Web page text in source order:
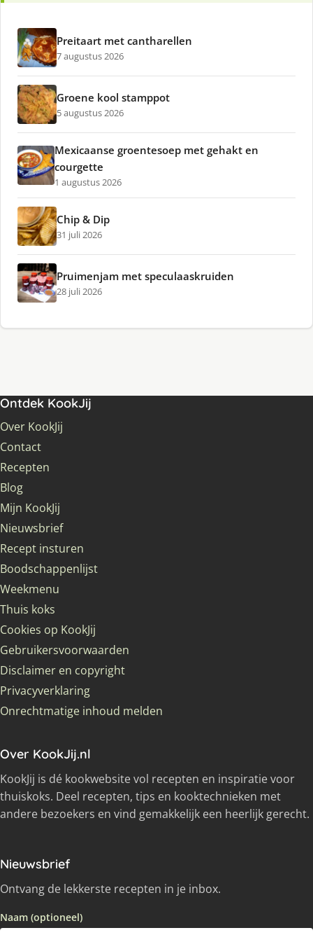
Preitaart met cantharellen
7 augustus 2026
Groene kool stamppot
5 augustus 2026
Mexicaanse groentesoep met gehakt en
courgette
1 augustus 2026
Chip & Dip
31 juli 2026
Pruimenjam met speculaaskruiden
28 juli 2026
Ontdek KookJij
Over KookJij
Contact
Recepten
Blog
Mijn KookJij
Nieuwsbrief
Recept insturen
Boodschappenlijst
Weekmenu
Thuis koks
Cookies op KookJij
Gebruikersvoorwaarden
Disclaimer en copyright
Privacyverklaring
Onrechtmatige inhoud melden
Over KookJij.nl
KookJij is dé kookwebsite vol recepten en inspiratie voor
thuiskoks. Deel recepten, tips en kooktechnieken met
andere bezoekers en vind gemakkelijk een heerlijk gerecht.
Nieuwsbrief
Ontvang de lekkerste recepten in je inbox.
Naam (optioneel)